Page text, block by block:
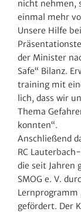
nicht nehmen,
einmal mehr
Unsere Hilfe
der Minister
Safe“ Bilanz.
trai­ning mit
lich, dass wir
Thema
konnten“.
Anschlie­ßend
RC
die seit Jahren
SMOG e. V.
Lern­pro­gramm
geför­dert. Der